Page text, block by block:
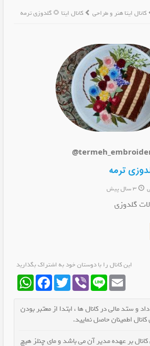
کانال ایتا هنر و طراحی کانال ایتا 🌻 گلدوزی ترمه
ترمه
3 سال پیش
گلدوزی
این کانال را با دوستان خود به اشتراک بگذارید
WhatsAppFacebookTwitter Viber Line Email
و ستد مالی در کانال ها ، ابتدا از معتبر بودن
اطمینان حاصل نمایید.
بر عهده مدیر آن می باشد و مای چنلز هیچ